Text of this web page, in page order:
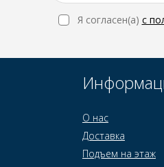
Я согласен(a) с
О нас
Доставка
Подъем на этаж